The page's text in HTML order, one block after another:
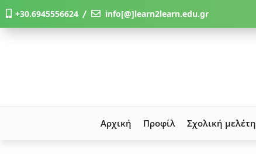
+30.6945556624 〳 info[@]learn2learn.edu.gr
Αρχική Προφίλ Σχολική μελέτη